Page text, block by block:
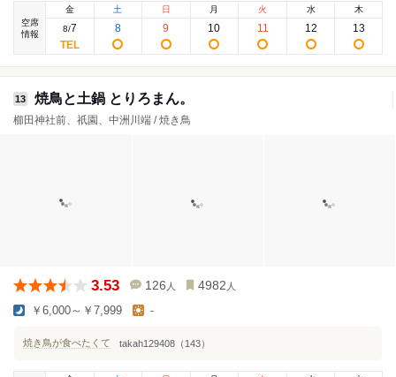
空席
情報
金
8/7
土
8
日
9
月
10
火
11
水
12
木
13
13 焼鳥と土鍋 とりろまん。
櫛田神社前、祇園、中洲川端 / 焼き鳥
3.53 126 人 4982 人
￥6,000～￥7,999 -
焼き鳥が食べたくて takah129408（143）